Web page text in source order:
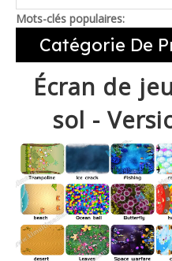
Mots-clés populaires:
Catégorie De
Écran de
sol -